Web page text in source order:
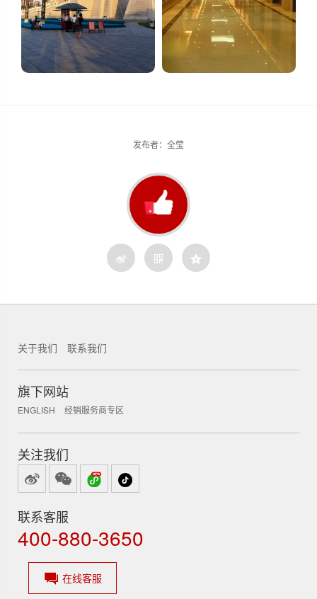
发布者：全莹
关于我们 联系我们
旗下网站
ENGLISH 经销服务商专区
关注我们
联系客服
400-880-3650
在线客服